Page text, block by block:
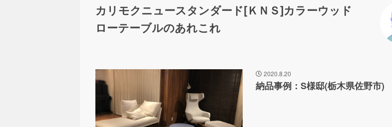
カリモクニュースタンダード[ＫＮＳ]カラーウッド
ローテーブルのあれこれ
2020.8.20
納品事例：S様邸(栃木県佐野市)